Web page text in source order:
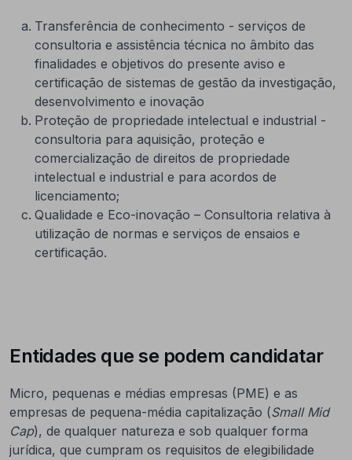
Transferência de conhecimento - serviços de
consultoria e assistência técnica no âmbito das
finalidades e objetivos do presente aviso e
certificação de sistemas de gestão da investigação,
desenvolvimento e inovação
Proteção de propriedade intelectual e industrial -
consultoria para aquisição, proteção e
comercialização de direitos de propriedade
intelectual e industrial e para acordos de
licenciamento;
Qualidade e Eco-inovação – Consultoria relativa à
utilização de normas e serviços de ensaios e
certificação.
Entidades que se podem candidatar
Micro, pequenas e médias empresas (PME) e as
empresas de pequena-média capitalização (Small Mid
Cap), de qualquer natureza e sob qualquer forma
jurídica, que cumpram os requisitos de elegibilidade